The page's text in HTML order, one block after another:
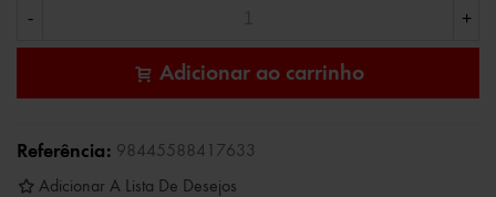
- +
Adicionar ao carrinho
Referência: 98445588417633
Adicionar A Lista De Desejos